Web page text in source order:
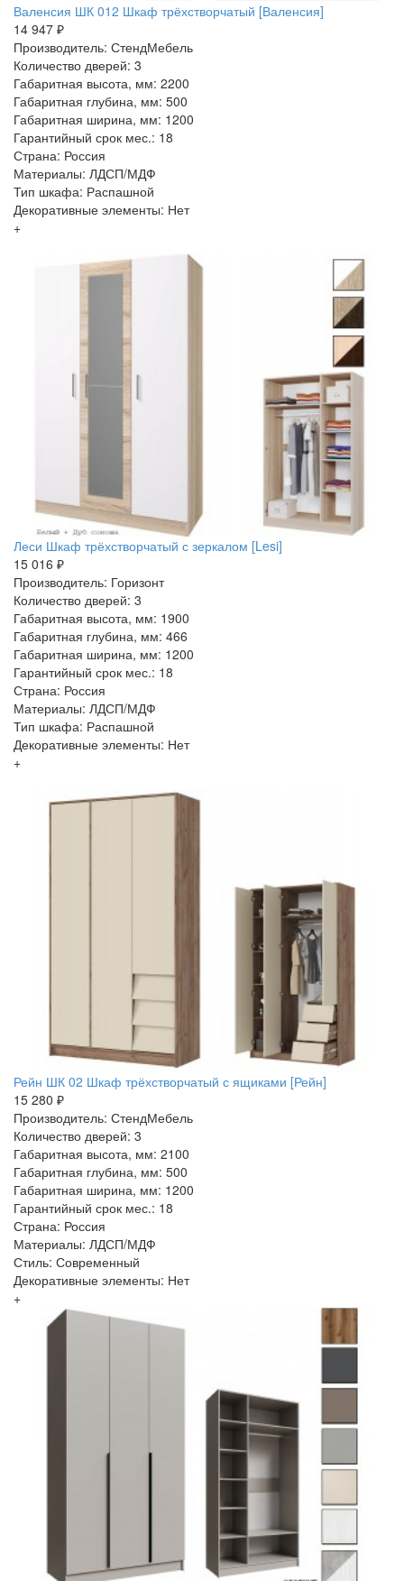
Валенсия ШК 012 Шкаф трёхстворчатый [Валенсия]
14 947 ₽
Производитель: СтендМебель
Количество дверей: 3
Габаритная высота, мм: 2200
Габаритная глубина, мм: 500
Габаритная ширина, мм: 1200
Гарантийный срок мес.: 18
Страна: Россия
Материалы: ЛДСП/МДФ
Тип шкафа: Распашной
Декоративные элементы: Нет
+
Леси Шкаф трёхстворчатый с зеркалом [Lesi]
15 016 ₽
Производитель: Горизонт
Количество дверей: 3
Габаритная высота, мм: 1900
Габаритная глубина, мм: 466
Габаритная ширина, мм: 1200
Гарантийный срок мес.: 18
Страна: Россия
Материалы: ЛДСП/МДФ
Тип шкафа: Распашной
Декоративные элементы: Нет
+
Рейн ШК 02 Шкаф трёхстворчатый с ящиками [Рейн]
15 280 ₽
Производитель: СтендМебель
Количество дверей: 3
Габаритная высота, мм: 2100
Габаритная глубина, мм: 500
Габаритная ширина, мм: 1200
Гарантийный срок мес.: 18
Страна: Россия
Материалы: ЛДСП/МДФ
Стиль: Современный
Декоративные элементы: Нет
+